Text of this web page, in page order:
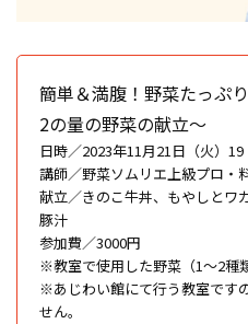
簡単＆満腹！野菜たっぷ
2の量の野菜の献立～
日時／2023年11月21日（火）
講師／野菜ソムリエ上級プロ・
献立／きのこ牛丼、もやしとワ
豚汁
参加費／3000円
※教室で使用した野菜（1～2種
※あじわい館にて行う教室です
せん。